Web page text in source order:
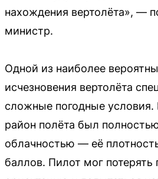
нахождения вертолёта», —
министр.
Одной из наиболее
исчезновения вертолёта
сложные погодные
район полёта был
облачностью — её
баллов. Пилот мог потерять